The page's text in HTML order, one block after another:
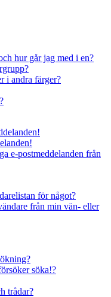
hur går jag med i en?
i andra färger?
e-postmeddelanden från
för något?
från min vän- eller
söka!?
trådar?